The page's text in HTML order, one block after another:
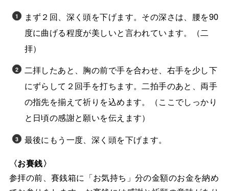
まず２回、深く頭を下げます。その深さは、腰を90
度に曲げる程度が美しいと言われています。（二
拝）
二拝したあと、胸の前で手を合わせ、右手を少し下
にずらして２回手を打ちます。二拍手のあと、両手
の指先を揃えて祈りを込めます。（ここでしっかり
と日頃の感謝と願いを伝えます）
最後にもう一度、深く頭を下げます。
〈お賽銭〉
参拝の前、賽銭箱に「お気持ち」分の金額のお金を納め